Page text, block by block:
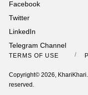
Facebook
Twitter
LinkedIn
Telegram Channel
TERMS OF USE
Copyright© 2026,
reserved.